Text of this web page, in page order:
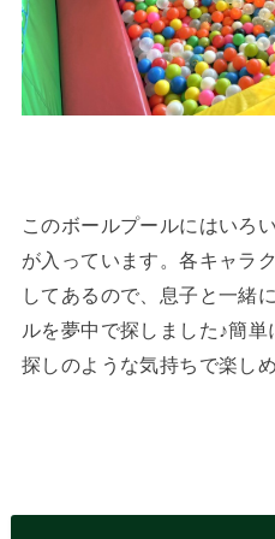
このボールプールにはいろ
が入っています。各キャラ
してあるので、息子と一緒
ルを夢中で探しました♪簡
探しのような気持ちで楽し